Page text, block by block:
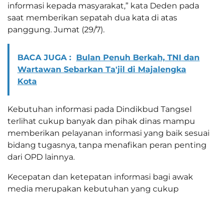
informasi kepada masyarakat,” kata Deden pada
saat memberikan sepatah dua kata di atas
panggung. Jumat (29/7).
BACA JUGA : Bulan Penuh Berkah, TNI dan
Wartawan Sebarkan Ta'jil di Majalengka
Kota
Kebutuhan informasi pada Dindikbud Tangsel
terlihat cukup banyak dan pihak dinas mampu
memberikan pelayanan informasi yang baik sesuai
bidang tugasnya, tanpa menafikan peran penting
dari OPD lainnya.
Kecepatan dan ketepatan informasi bagi awak
media merupakan kebutuhan yang cukup